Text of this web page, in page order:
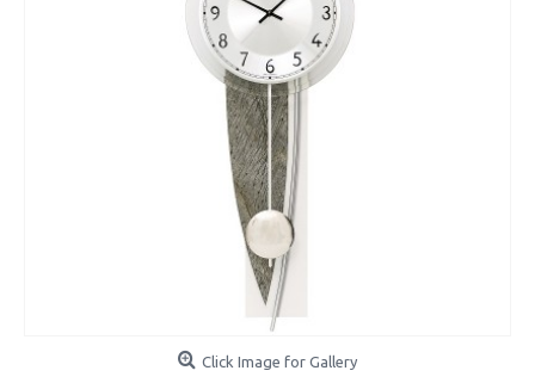
Click Image for Gallery